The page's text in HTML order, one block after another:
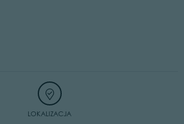
LOKALIZACJA